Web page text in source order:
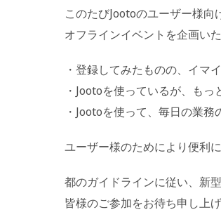
このたびJootoのユーザー様
オフラインイベントを企画い
・登録してみたものの、イマ
・Jootoを使っているが、も
・Jootoを使って、毎日の業
ユーザー様のためにより便利
都のガイドラインに従い、新
皆様のご参加をお待ち申し上げ